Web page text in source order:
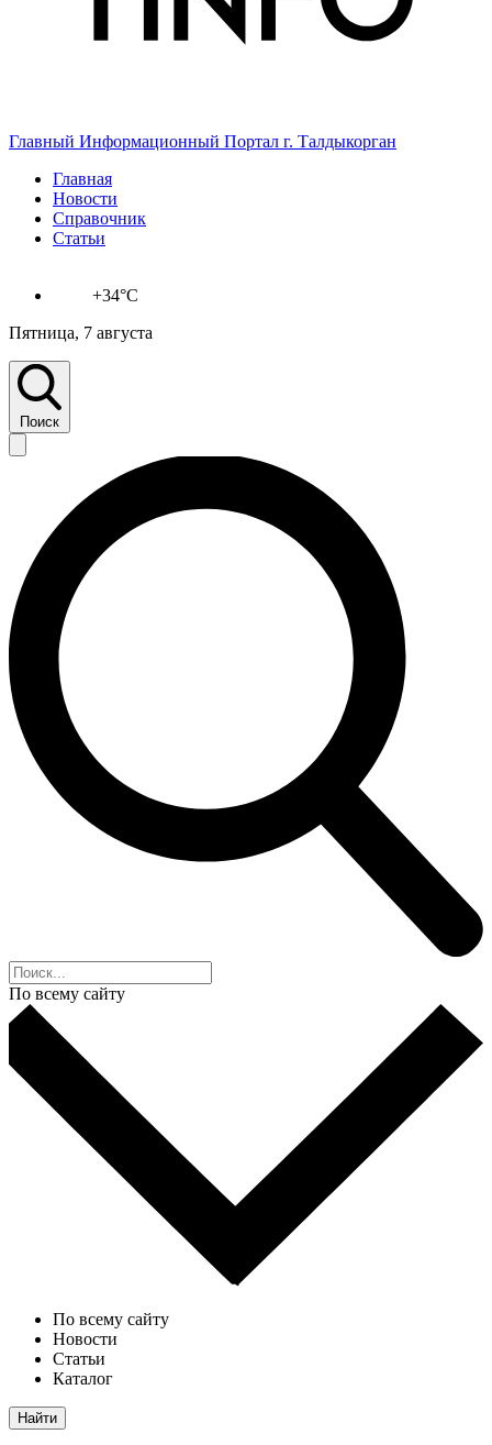
Главный Информационный Портал г. Талдыкорган
Главная
Новости
Справочник
Статьи
+34°C
Пятница, 7 августа
Поиск
По всему сайту
По всему сайту
Новости
Статьи
Каталог
Найти